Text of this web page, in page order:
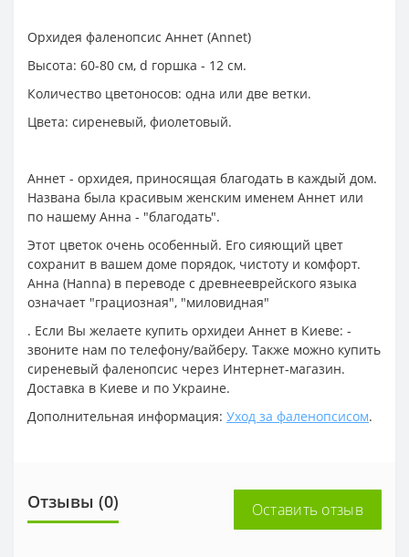
Орхидея фаленопсис Аннет (Annet)
Высота: 60-80 см, d горшка - 12 см.
Количество цветоносов: одна или две ветки.
Цвета: сиреневый, фиолетовый.
Аннет - орхидея, приносящая благодать в каждый дом.
Названа была красивым женским именем Аннет или
по нашему Анна - "благодать".
Этот цветок очень особенный. Его сияющий цвет
сохранит в вашем доме порядок, чистоту и комфорт.
Анна (Hanna) в переводе с древнееврейского языка
означает "грациозная", "миловидная"
. Если Вы желаете купить орхидеи Аннет в Киеве: -
звоните нам по телефону/вайберу. Также можно купить
сиреневый фаленопсис через Интернет-магазин.
Доставка в Киеве и по Украине.
Дополнительная информация: Уход за фаленопсисом.
Отзывы (0) Оставить отзыв